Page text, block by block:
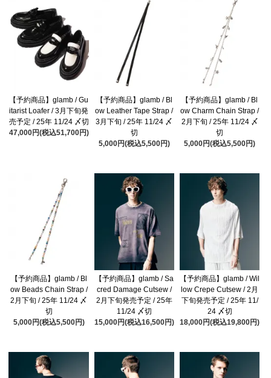
【予約商品】glamb / Gu
itarist Loafer / 3月下旬発
売予定 / 25年 11/24 〆切
47,000円(税込51,700円)
【予約商品】glamb / Bl
ow Leather Tape Strap /
3月下旬 / 25年 11/24 〆
切
5,000円(税込5,500円)
【予約商品】glamb / Bl
ow Charm Chain Strap /
2月下旬 / 25年 11/24 〆
切
5,000円(税込5,500円)
【予約商品】glamb / Bl
ow Beads Chain Strap /
2月下旬 / 25年 11/24 〆
切
5,000円(税込5,500円)
【予約商品】glamb / Sa
cred Damage Cutsew /
2月下旬発売予定 / 25年
11/24 〆切
15,000円(税込16,500円)
【予約商品】glamb / Wil
low Crepe Cutsew / 2月
下旬発売予定 / 25年 11/
24 〆切
18,000円(税込19,800円)